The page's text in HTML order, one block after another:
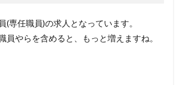
(専任職員)の求人となっています。
員やらを含めると、もっと増えますね。